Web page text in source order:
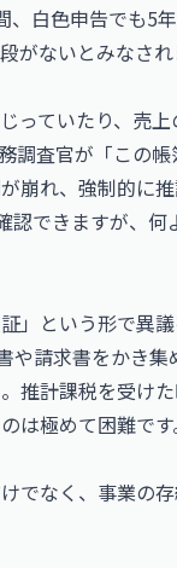
白色申告でも5
ないとみなされ
っていたり、売
調査官が「この
崩れ、強制的に
認できますが、
」という形で異
や請求書をかき
推計課税を受け
は極めて困難です
でなく、事業の